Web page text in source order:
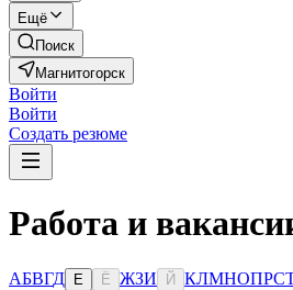
Ещё
Поиск
Магнитогорск
Войти
Войти
Создать резюме
Работа и
АБВГД Е Ё ЖЗИ Й КЛМНОПРС